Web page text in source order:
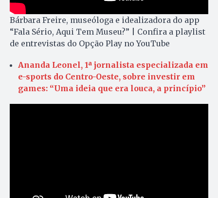
Bárbara Freire, museóloga e idealizadora do app
“Fala Sério, Aqui Tem Museu?” | Confira a playlist
de entrevistas do Opção Play no YouTube
Ananda Leonel, 1ª jornalista especializada em
e-sports do Centro-Oeste, sobre investir em
games: “Uma ideia que era louca, a princípio”